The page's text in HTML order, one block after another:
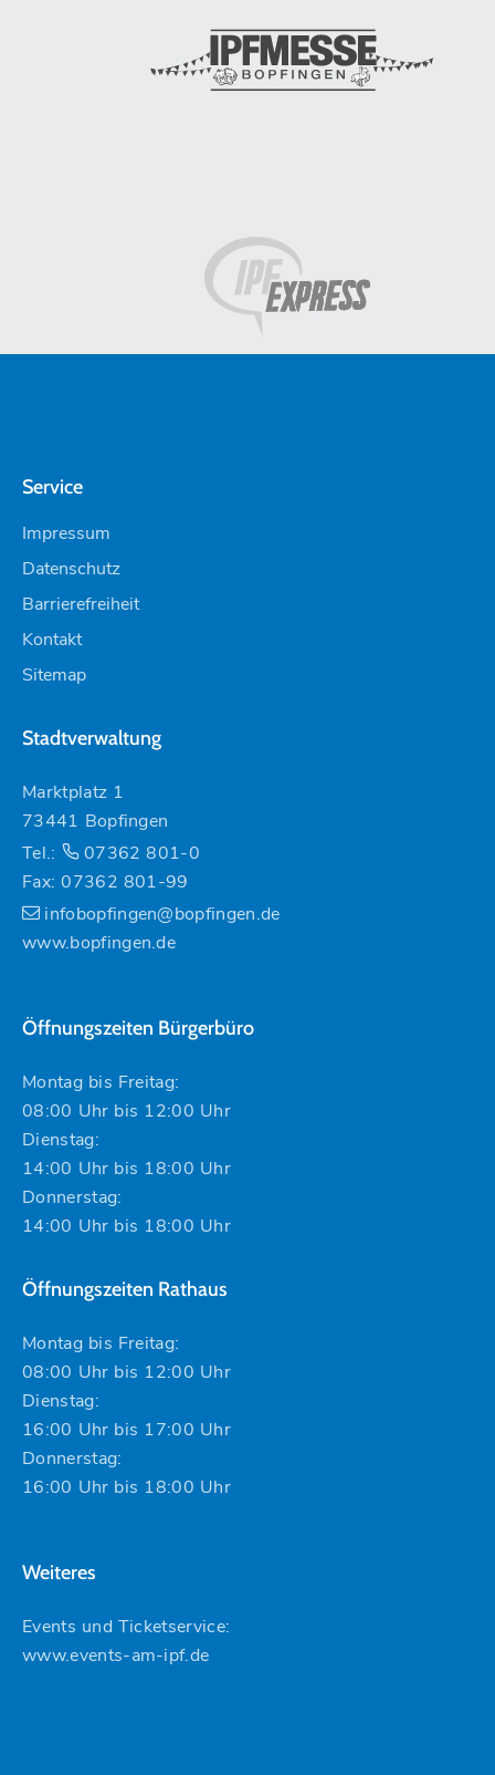
Service
Impressum
Datenschutz
Barrierefreiheit
Kontakt
Sitemap
Stadtverwaltung
Marktplatz 1
73441 Bopfingen
Tel.:
07362 801-0
Fax: 07362 801-99
infobopfingen@bopfingen.de
www.bopfingen.de
Öffnungszeiten Bürgerbüro
Montag bis Freitag:
08:00 Uhr bis 12:00 Uhr
Dienstag:
14:00 Uhr bis 18:00 Uhr
Donnerstag:
14:00 Uhr bis 18:00 Uhr
Öffnungszeiten Rathaus
Montag bis Freitag:
08:00 Uhr bis 12:00 Uhr
Dienstag:
16:00 Uhr bis 17:00 Uhr
Donnerstag:
16:00 Uhr bis 18:00 Uhr
Weiteres
Events und Ticketservice:
www.events-am-ipf.de